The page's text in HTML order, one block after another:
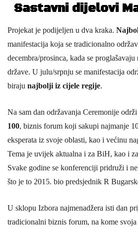
Sastavni dijelovi
Projekat je podijeljen u dva kraka.
manifestacija koja se tradicionalno
decembra/prosinca, kada se
države. U julu/srpnju se manifestacija
biraju najbolji iz cijele regije.
Na sam dan održavanja Ceremonije
100, biznis forum koji sakupi najmanje
eksperata iz svoje oblasti, kao i većinu
Tema je uvijek aktualna i za BiH, kao i
Svake godine se konferenciji pridruži i
što je to 2015. bio predsjednik R
U sklopu Izbora najmenadžera isti dan
tradicionalni biznis forum, na kome